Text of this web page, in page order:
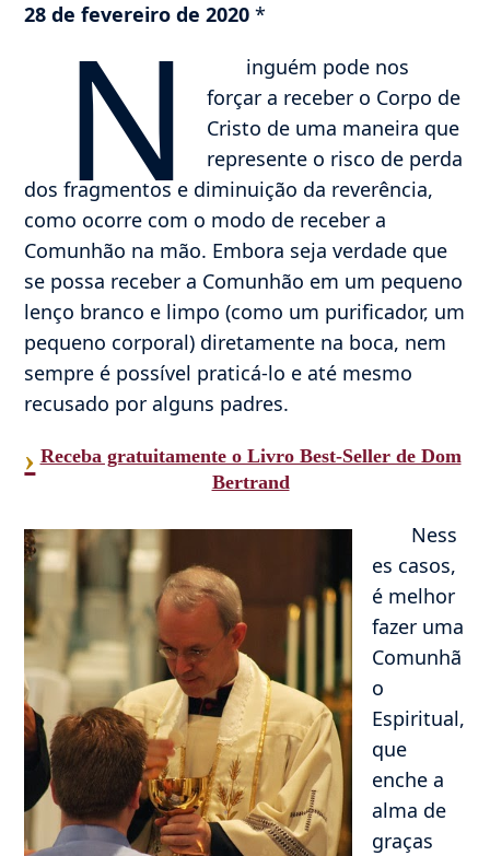
28 de fevereiro de 2020 *
N
inguém pode nos
forçar a receber o Corpo de
Cristo de uma maneira que
represente o risco de perda
dos fragmentos e diminuição da reverência,
como ocorre com o modo de receber a
Comunhão na mão. Embora seja verdade que
se possa receber a Comunhão em um pequeno
lenço branco e limpo (como um purificador, um
pequeno corporal) diretamente na boca, nem
sempre é possível praticá-lo e até mesmo
recusado por alguns padres.
› Receba gratuitamente o Livro Best-Seller de Dom
Bertrand
Ness
es casos,
é melhor
fazer uma
Comunhã
o
Espiritual,
que
enche a
alma de
graças